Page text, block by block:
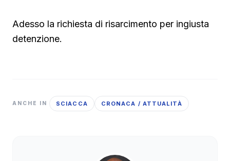
Adesso la richiesta di risarcimento per ingiusta
detenzione.
ANCHE IN SCIACCA CRONACA / ATTUALITÀ